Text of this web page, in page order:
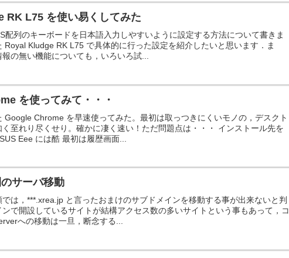
RK L75 を使い易くしてみた
配列のキーボードを日本語入力しやすいように設定する方法について書きま
Royal Kludge RK L75 で具体的に行った設定を紹介したいと思います．ま
の無い機能についても，いろいろ試...
を使ってみて・・・
Google Chrome を早速使ってみた。最初は取っつきにくいモノの，デスクト
く至れり尽くせり。確かに凄く速い！ただ問題点は・・・ インストール先を
Eee には酷 最初は履歴画面...
サーバ移動
は，***.xrea.jp と言ったおまけのサブドメインを移動する事が出来ないと判
で開設しているサイトが結構アクセス数の多いサイトという事もあって，コ
への移動は一旦，断念する...